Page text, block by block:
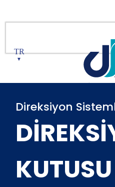
TR
▼
Direksiyon
KUTUSU